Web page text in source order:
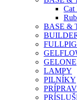
Cat
BASE &
GELONE
LAMPY
PILNÍKY